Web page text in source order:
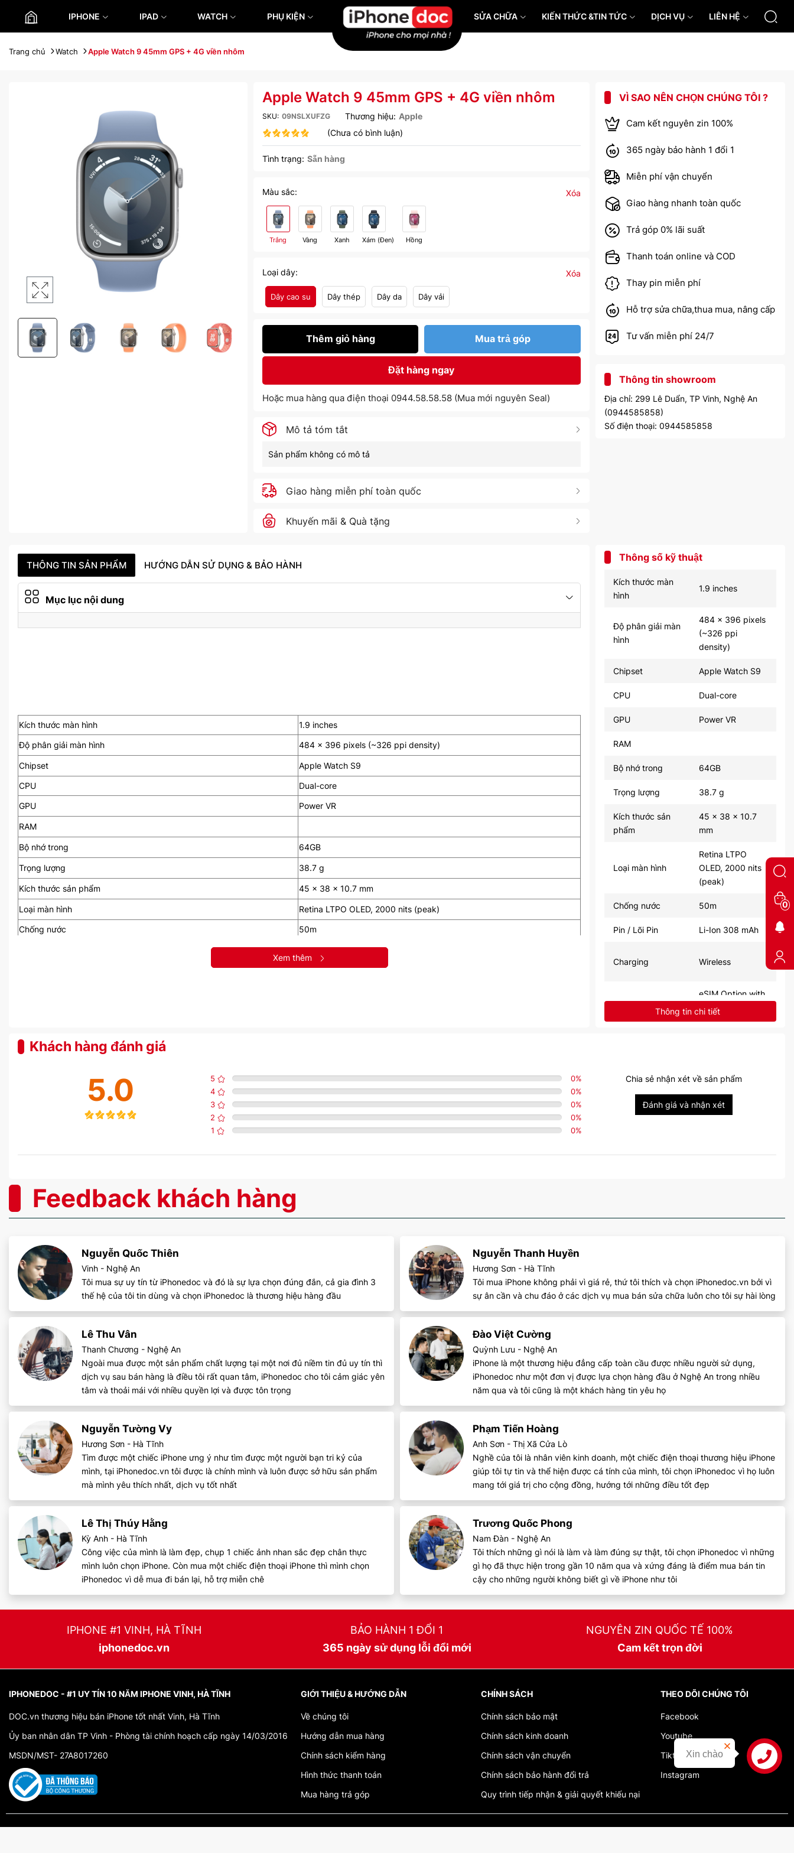
IPHONE IPAD WATCH PHỤ KIỆN SỬA CHỮA KIẾN THỨC &TIN TỨC DỊCH VỤ LIÊN HỆ
Trang chủ Watch Apple Watch 9 45mm GPS + 4G viền nhôm
Apple Watch 9 45mm GPS + 4G viền nhôm
SKU: 09NSLXUFZG Thương hiệu: Apple
(Chưa có bình luận)
Tình trạng: Sẵn hàng
Màu sắc: Xóa
Trắng Vàng Xanh Xám (Đen) Hồng
Loại dây: Xóa
Dây cao su Dây thép Dây da Dây vải
Thêm giỏ hàng Mua trả góp
Đặt hàng ngay
Hoặc mua hàng qua điện thoại 0944.58.58.58 (Mua mới nguyên Seal)
Mô tả tóm tắt
Sản phẩm không có mô tả
Giao hàng miễn phí toàn quốc
Khuyến mãi & Quà tặng
VÌ SAO NÊN CHỌN CHÚNG TÔI ?
Cam kết nguyên zin 100%
365 ngày bảo hành 1 đổi 1
Miễn phí vận chuyển
Giao hàng nhanh toàn quốc
Trả góp 0% lãi suất
Thanh toán online và COD
Thay pin miễn phí
Hỗ trợ sửa chữa,thua mua, nâng cấp
Tư vấn miễn phí 24/7
Thông tin showroom
Địa chỉ: 299 Lê Duẩn, TP Vinh, Nghệ An
(0944585858)
Số điện thoại: 0944585858
THÔNG TIN SẢN PHẨM HƯỚNG DẪN SỬ DỤNG & BẢO HÀNH
Mục lục nội dung
Kích thước màn hình
1.9 inches
Độ phân giải màn hình
484 x 396 pixels (~326 ppi density)
Chipset
Apple Watch S9
CPU
Dual-core
GPU
Power VR
RAM
Bộ nhớ trong 64GB
Trọng lượng 38.7 g
Kích thước sản phẩm 45 x 38 x 10.7 mm
Loại màn hình
Retina LTPO OLED, 2000 nits (peak)
Chống nước
50m
Li-Ion 308 mAh
Bluetooth
cao luôn bật, la bàn, SpO2, VO2max, nhiệt độ (cơ thể)
Cảm biến nhiệt độ (độ chính xác 0,01˚)
Lệnh và chính tả bằng ngôn ngữ tự nhiên (chế độ nói)
Hỗ trợ băng thông siêu rộng 2 (UWB)
2023
Xem thêm
Thông số kỹ thuật
Kích thước màn
hình
1.9 inches
Độ phân giải màn
hình
484 x 396 pixels
(~326 ppi
density)
Chipset Apple Watch S9
CPU Dual-core
GPU Power VR
RAM
Bộ nhớ trong 64GB
Trọng lượng 38.7 g
Kích thước sản
phẩm
45 x 38 x 10.7
mm
Loại màn hình
Retina LTPO
OLED, 2000 nits
(peak)
Chống nước 50m
Pin / Lõi Pin Li-Ion 308 mAh
Charging Wireless
eSIM Option with
LTE / 4G /
Cellular
hotspot
Bluetooth
5.3, A2DP, LE,
la bàn, SpO2,
0,01˚)
Lệnh và chính tả
bằng ngôn ngữ
thông siêu rộng 2
(UWB)
Thông tin chi tiết
Khách hàng đánh giá
5.0 5 0%
4
0%
3
0%
2
0%
1
0%
Chia sẻ nhận xét về sản phẩm
Đánh giá và nhận xét
Feedback khách hàng
Nguyễn Quốc Thiên
Vinh - Nghệ An
Tôi mua sự uy tín từ iPhonedoc và đó là sự lựa chọn đúng đắn, cả gia đình 3
thế hệ của tôi tin dùng và chọn iPhonedoc là thương hiệu hàng đầu
Nguyễn Thanh Huyền
Hương Sơn - Hà Tĩnh
Tôi mua iPhone không phải vì giá rẻ, thứ tôi thích và chọn iPhonedoc.vn bởi vì
sự ân cần và chu đáo ở các dịch vụ mua bán sửa chữa luôn cho tôi sự hài lòng
Lê Thu Vân
Thanh Chương - Nghệ An
Ngoài mua được một sản phẩm chất lượng tại một nơi đủ niềm tin đủ uy tín thì
dịch vụ sau bán hàng là điều tôi rất quan tâm, iPhonedoc cho tôi cảm giác yên
tâm và thoải mái với nhiều quyền lợi và được tôn trọng
Đào Việt Cường
Quỳnh Lưu - Nghệ An
iPhone là một thương hiệu đẳng cấp toàn cầu được nhiều người sử dụng,
iPhonedoc như một đơn vị được lựa chọn hàng đầu ở Nghệ An trong nhiều
năm qua và tôi cũng là một khách hàng tin yêu họ
Nguyễn Tường Vy
Hương Sơn - Hà Tĩnh
Tìm được một chiếc iPhone ưng ý như tìm được một người bạn tri kỷ của
mình, tại iPhonedoc.vn tôi được là chính mình và luôn được sở hữu sản phẩm
mà mình yêu thích nhất, dịch vụ tốt nhất
Phạm Tiến Hoàng
Anh Sơn - Thị Xã Cửa Lò
Nghề của tôi là nhân viên kinh doanh, một chiếc điện thoại thương hiệu iPhone
giúp tôi tự tin và thể hiện được cá tính của mình, tôi chọn iPhonedoc vì họ luôn
mang tới giá trị cho cộng đồng, hướng tới những điều tốt đẹp
Lê Thị Thúy Hằng
Kỳ Anh - Hà Tĩnh
Công việc của mình là làm đẹp, chụp 1 chiếc ảnh nhan sắc đẹp chân thực
mình luôn chọn iPhone. Còn mua một chiếc điện thoại iPhone thì mình chọn
iPhonedoc vì dễ mua đi bán lại, hỗ trợ miễn chê
Trương Quốc Phong
Nam Đàn - Nghệ An
Tôi thích những gì nói là làm và làm đúng sự thật, tôi chọn iPhonedoc vì những
gì họ đã thực hiện trong gần 10 năm qua và xứng đáng là điểm mua bán tin
cậy cho những người không biết gì về iPhone như tôi
IPHONE #1 VINH, HÀ TĨNH
iphonedoc.vn
BẢO HÀNH 1 ĐỔI 1
365 ngày sử dụng lỗi đổi mới
NGUYÊN ZIN QUỐC TẾ 100%
Cam kết trọn đời
IPHONEDOC - #1 UY TÍN 10 NĂM IPHONE VINH, HÀ TĨNH
DOC.vn thương hiệu bán iPhone tốt nhất Vinh, Hà Tĩnh
Ủy ban nhân dân TP Vinh - Phòng tài chính hoạch cấp ngày 14/03/2016
MSDN/MST- 27A8017260
GIỚI THIỆU & HƯỚNG DẪN
Về chúng tôi
Hướng dẫn mua hàng
Chính sách kiểm hàng
Hình thức thanh toán
Mua hàng trả góp
CHÍNH SÁCH
Chính sách bảo mật
Chính sách kinh doanh
Chính sách vận chuyển
Chính sách bảo hành đổi trả
Quy trình tiếp nhận & giải quyết khiếu nại
THEO DÕI CHÚNG TÔI
Facebook
Youtube
Tiktok
Instagram
0
Liên hệ
Xin chào